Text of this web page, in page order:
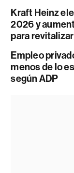
Kraft Heinz
2026 y
para
Empleo
menos de lo
según ADP